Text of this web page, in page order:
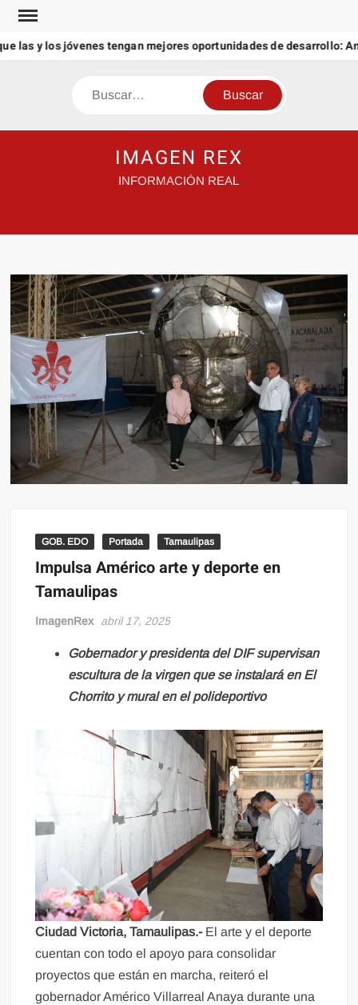
Saltar
contenido
y los jóvenes tengan mejores oportunidades de desarrollo:
Buscar
IMAGEN REX
INFORMACIÓN REAL
GOB. EDO Portada Tamaulipas
Impulsa Américo arte y deporte en
Tamaulipas
ImagenRex abril 17, 2025
Gobernador y presidenta del DIF supervisan
escultura de la virgen que se instalará en El
Chorrito y mural en el polideportivo
Ciudad Victoria, Tamaulipas.-El arte y el deporte
cuentan con todo el apoyo para consolidar
proyectos que están en marcha, reiteró el
gobernador Américo Villarreal Anaya durante una